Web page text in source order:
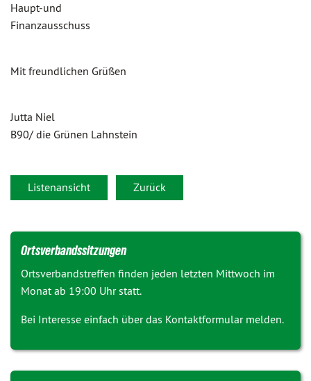
Haupt-und
Finanzausschuss
Mit freundlichen Grüßen
Jutta Niel
B90/ die Grünen Lahnstein
Listenansicht Zurück
Ortsverbandssitzungen
Ortsverbandstreffen finden jeden letzten Mittwoch im
Monat ab 19:00 Uhr statt.
Bei Interesse einfach über das Kontaktformular melden.